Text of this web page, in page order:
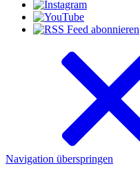
Navigation überspringen